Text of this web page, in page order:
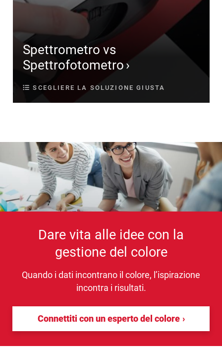
Spettrometro vs
Spettrofotometro
SCEGLIERE LA SOLUZIONE GIUSTA
Dare vita alle idee con la
gestione del colore
Quando i dati incontrano il colore, l’ispirazione
incontra i risultati.
Connettiti con un esperto del colore